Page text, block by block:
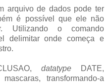
arquivo de dados pode ter
é possível que ele não
Utilizando o comando
delimitar onde começa e
datatype DATE,
transformando-a